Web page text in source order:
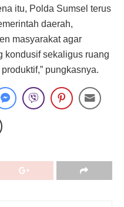
itu, Polda Sumsel terus
daerah,
masyarakat agar
kondusif sekaligus ruang
pungkasnya.